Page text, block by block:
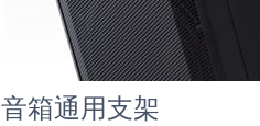
音箱通用支架